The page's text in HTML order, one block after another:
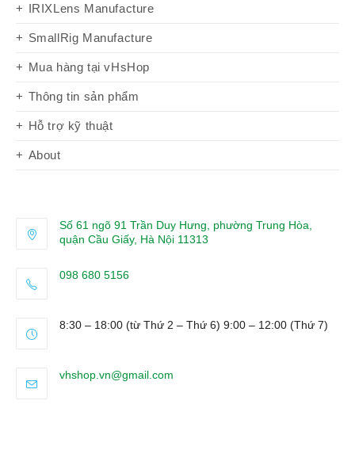
IRIXLens Manufacture
SmallRig Manufacture
Mua hàng tại vHsHop
Thông tin sản phẩm
Hỗ trợ kỹ thuật
About
Số 61 ngõ 91 Trần Duy Hưng, phường Trung Hòa,
quận Cầu Giấy, Hà Nội 11313
098 680 5156
your
8:30 – 18:00 (từ Thứ 2 – Thứ 6) 9:00 – 12:00 (Thứ 7)
vhshop.vn@gmail.com